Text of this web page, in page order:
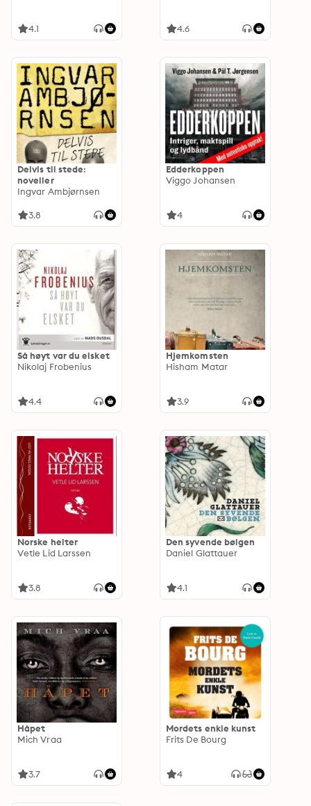
4.1 4.6
Delvis til stede:
noveller
Ingvar Ambjørnsen
3.8
Edderkoppen
Viggo Johansen
4
Så høyt var du elsket
Nikolaj Frobenius
4.4
Hjemkomsten
Hisham Matar
3.9
Norske helter
Vetle Lid Larssen
3.8
Den syvende bølgen
Daniel Glattauer
4.1
Håpet
Mich Vraa
3.7
Mordets enkle kunst
Frits De Bourg
4